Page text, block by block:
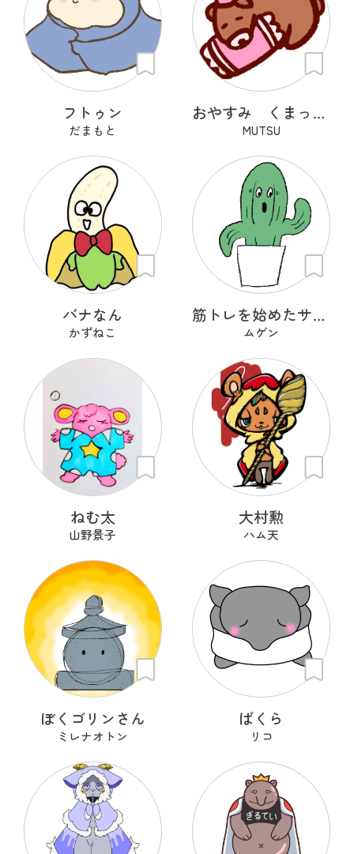
フトゥン
だまもと
おやすみ くまっくら
MUTSU
バナなん
かずねこ
筋トレを始めたサボテン
ムゲン
ねむ太
山野景子
大村勲
ハム天
ぼくゴリンさん
ミレナオトン
ばくら
リコ